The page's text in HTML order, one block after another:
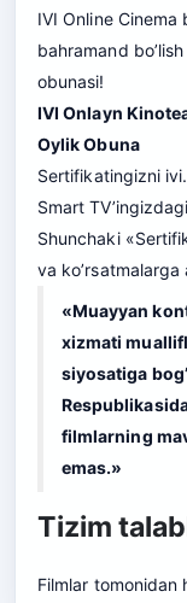
IVI Online
bahramand
obunasi!
IVI Onlayn
Oylik Obuna
Sertifikatingizni
Smart
Shunchaki
va ko’rsatmalarga
«Muayyan
xizmati
siyosatiga
filmlarning
emas.»
Tizim
Filmlar tomonidan